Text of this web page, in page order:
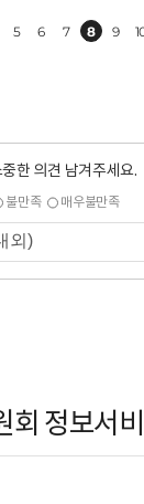
5 6 7 8 9
한 의견 남겨주세요.
불만족 매우불만족
회 정보서